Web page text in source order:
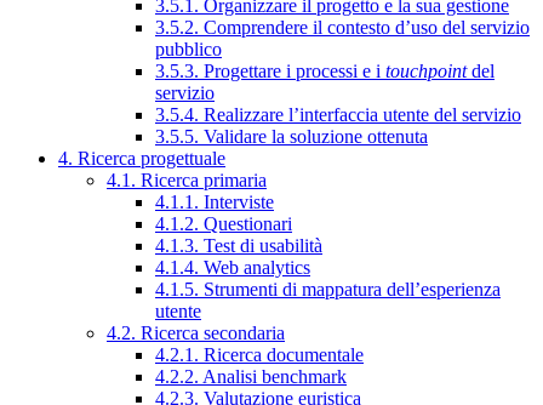
3.5.1. Organizzare il progetto e la sua gestione
3.5.2. Comprendere il contesto d’uso del servizio
pubblico
3.5.3. Progettare i processi e i touchpointdel
servizio
3.5.4. Realizzare l’interfaccia utente del servizio
3.5.5. Validare la soluzione ottenuta
4. Ricerca progettuale
4.1. Ricerca primaria
4.1.1. Interviste
4.1.2. Questionari
4.1.3. Test di usabilità
4.1.4. Web analytics
4.1.5. Strumenti di mappatura dell’esperienza
utente
4.2. Ricerca secondaria
4.2.1. Ricerca documentale
4.2.2. Analisi benchmark
4.2.3. Valutazione euristica